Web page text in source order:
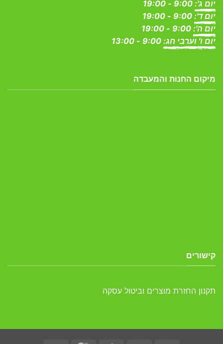
יום ג':
יום ד':
יום ה':
יום ו' וערבי חג:
מיקום החנות והמעבדה
קישורים
תקנון החזרת מוצרים וביטול עסקה